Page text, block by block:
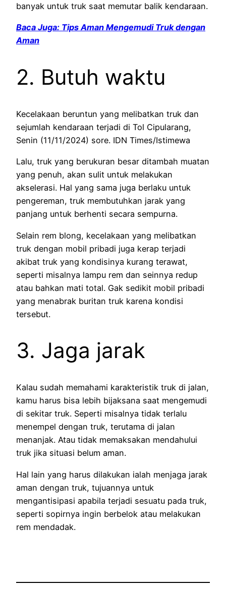
banyak untuk truk saat memutar balik kendaraan.
Baca Juga: Tips Aman Mengemudi Truk dengan
Aman
2. Butuh waktu
Kecelakaan beruntun yang melibatkan truk dan
sejumlah kendaraan terjadi di Tol Cipularang,
Senin (11/11/2024) sore. IDN Times/Istimewa
Lalu, truk yang berukuran besar ditambah muatan
yang penuh, akan sulit untuk melakukan
akselerasi. Hal yang sama juga berlaku untuk
pengereman, truk membutuhkan jarak yang
panjang untuk berhenti secara sempurna.
Selain rem blong, kecelakaan yang melibatkan
truk dengan mobil pribadi juga kerap terjadi
akibat truk yang kondisinya kurang terawat,
seperti misalnya lampu rem dan seinnya redup
atau bahkan mati total. Gak sedikit mobil pribadi
yang menabrak buritan truk karena kondisi
tersebut.
3. Jaga jarak
Kalau sudah memahami karakteristik truk di jalan,
kamu harus bisa lebih bijaksana saat mengemudi
di sekitar truk. Seperti misalnya tidak terlalu
menempel dengan truk, terutama di jalan
menanjak. Atau tidak memaksakan mendahului
truk jika situasi belum aman.
Hal lain yang harus dilakukan ialah menjaga jarak
aman dengan truk, tujuannya untuk
mengantisipasi apabila terjadi sesuatu pada truk,
seperti sopirnya ingin berbelok atau melakukan
rem mendadak.